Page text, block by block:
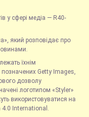
у сфері медіа — R40-
який розповідає про
їхнім
Getty Images,
дозволу
логотипом «Styler»
використовуватися на
4.0 International.